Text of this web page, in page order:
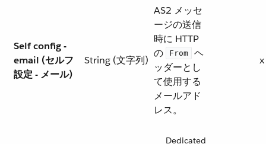
Self config -
email (セルフ
設定 - メール)
String (文字列)
AS2 メッセ
ージの送信
時に HTTP
の ​
From
​ ヘ
ッダーとし
て使用する
メールアド
レス。
x
Dedicated